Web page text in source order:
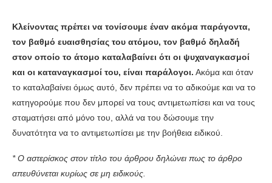
Κλείνοντας πρέπει να τονίσουμε έναν ακόμα παράγοντα,
τον βαθμό ευαισθησίας του ατόμου, τον βαθμό δηλαδή
στον οποίο το άτομο καταλαβαίνει ότι οι ψυχαναγκασμοί
και οι καταναγκασμοί του, είναι παράλογοι. Ακόμα και όταν
το καταλαβαίνει όμως αυτό, δεν πρέπει να το αδικούμε και να το
κατηγορούμε που δεν μπορεί να τους αντιμετωπίσει και να τους
σταματήσει από μόνο του, αλλά να του δώσουμε την
δυνατότητα να το αντιμετωπίσει με την βοήθεια ειδικού.
* Ο αστερίσκος στον τίτλο του άρθρου δηλώνει πως το άρθρο
απευθύνεται κυρίως σε μη ειδικούς.